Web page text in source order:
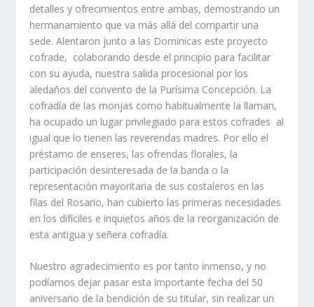
detalles y ofrecimientos entre ambas, demostrando un
hermanamiento que va más allá del compartir una
sede. Alentaron junto a las Dominicas este proyecto
cofrade, colaborando desde el principio para facilitar
con su ayuda, nuestra salida procesional por los
aledaños del convento de la Purísima Concepción. La
cofradía de las monjas como habitualmente la llaman,
ha ocupado un lugar privilegiado para estos cofrades al
igual que lo tienen las reverendas madres. Por ello el
préstamo de enseres, las ofrendas florales, la
participación desinteresada de la banda o la
representación mayoritaria de sus costaleros en las
filas del Rosario, han cubierto las primeras necesidades
en los difíciles e inquietos años de la reorganización de
esta antigua y señera cofradía.
Nuestro agradecimiento es por tanto inmenso, y no
podíamos dejar pasar esta importante fecha del 50
aniversario de la bendición de su titular, sin realizar un